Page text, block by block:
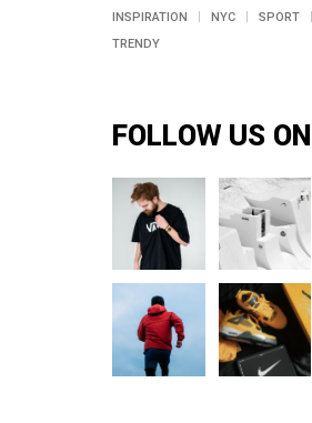
INSPIRATION
NYC SPORT
TRENDY
FOLLOW US ON